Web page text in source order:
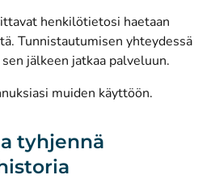
henkilötietosi haetaan
Tunnistautumisen yhteydessä
jälkeen jatkaa palveluun.
muiden käyttöön.
tyhjennä